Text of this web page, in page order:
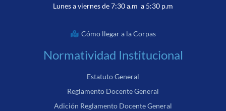
Lunes a viernes de 7:30 a.m a 5:30 p.m
Cómo llegar a la Corpas
Normatividad Institucional
Estatuto General
Reglamento Docente General
Adición Reglamento Docente General